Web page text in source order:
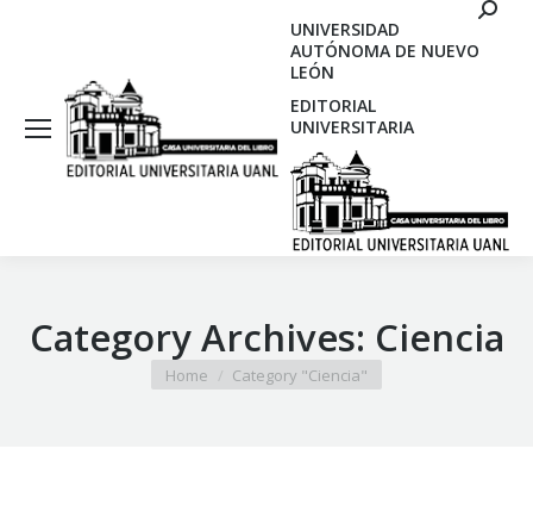
UNIVERSIDAD
AUTÓNOMA DE NUEVO
LEÓN
EDITORIAL
UNIVERSITARIA
Category Archives: Ciencia
You are here:
Home Category "Ciencia"